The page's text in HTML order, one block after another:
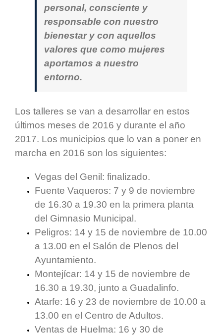
personal, consciente y
responsable con nuestro
bienestar y con aquellos
valores que como mujeres
aportamos a nuestro
entorno.
Los talleres se van a desarrollar en estos
últimos meses de 2016 y durante el año
2017. Los municipios que lo van a poner en
marcha en 2016 son los siguientes:
Vegas del Genil: finalizado.
Fuente Vaqueros: 7 y 9 de noviembre
de 16.30 a 19.30 en la primera planta
del Gimnasio Municipal.
Peligros: 14 y 15 de noviembre de 10.00
a 13.00 en el Salón de Plenos del
Ayuntamiento.
Montejícar: 14 y 15 de noviembre de
16.30 a 19.30, junto a Guadalinfo.
Atarfe: 16 y 23 de noviembre de 10.00 a
13.00 en el Centro de Adultos.
Ventas de Huelma: 16 y 30 de